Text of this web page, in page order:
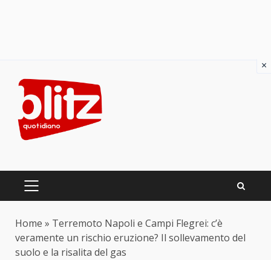
content
PRIMARY
Home » Terremoto Napoli e Campi Flegrei: c’è
veramente un rischio eruzione? Il sollevamento del
suolo e la risalita del gas
×